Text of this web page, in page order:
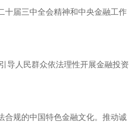
十届三中全会精神和中央金融工作
导人民群众依法理性开展金融投资
合规的中国特色金融文化。推动诚